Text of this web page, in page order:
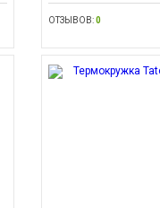
ОТЗЫВОВ:0